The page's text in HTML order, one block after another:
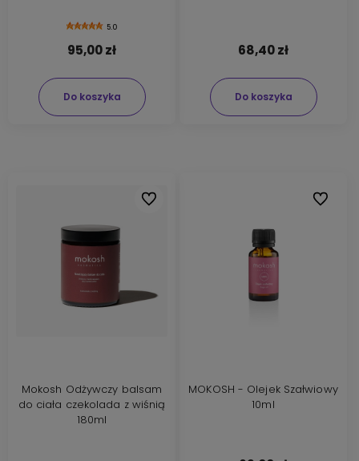
5.0
95,00 zł
Do koszyka
68,40 zł
Do koszyka
Mokosh Odżywczy balsam
do ciała czekolada z wiśnią
180ml
Do ulubionych
MOKOSH - Olejek Szałwiowy
10ml
Do